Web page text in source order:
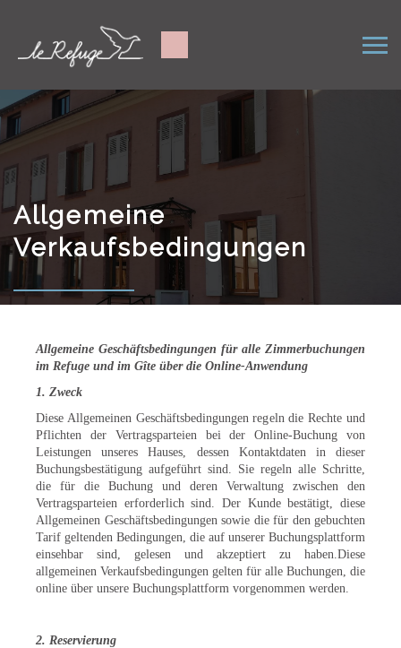
Allgemeine
Verkaufsbedingungen
Allgemeine Geschäftsbedingungen für alle Zimmerbuchungen
im Refuge und im Gîte über die Online-Anwendung
1. Zweck
Diese Allgemeinen Geschäftsbedingungen regeln die Rechte und
Pflichten der Vertragsparteien bei der Online-Buchung von
Leistungen unseres Hauses, dessen Kontaktdaten in dieser
Buchungsbestätigung aufgeführt sind. Sie regeln alle Schritte,
die für die Buchung und deren Verwaltung zwischen den
Vertragsparteien erforderlich sind. Der Kunde bestätigt, diese
Allgemeinen Geschäftsbedingungen sowie die für den gebuchten
Tarif geltenden Bedingungen, die auf unserer Buchungsplattform
einsehbar sind, gelesen und akzeptiert zu haben.Diese
allgemeinen Verkaufsbedingungen gelten für alle Buchungen, die
online über unsere Buchungsplattform vorgenommen werden.
2. Reservierung